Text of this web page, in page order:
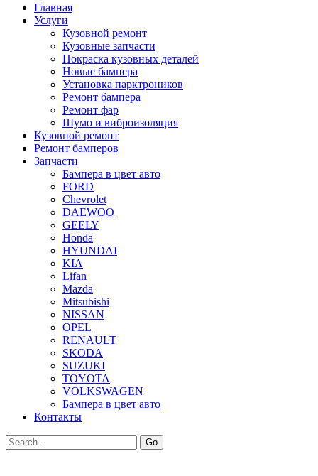
Главная
Услуги
Кузовной ремонт
Кузовные запчасти
Покраска кузовных деталей
Новые бампера
Установка парктроников
Ремонт бампера
Ремонт фар
Шумо и виброизоляция
Кузовной ремонт
Ремонт бамперов
Запчасти
Бампера в цвет авто
FORD
Chevrolet
DAEWOO
GEELY
Honda
HYUNDAI
KIA
Lifan
Mazda
Mitsubishi
NISSAN
OPEL
RENAULT
SKODA
SUZUKI
TOYOTA
VOLKSWAGEN
Бампера в цвет авто
Контакты